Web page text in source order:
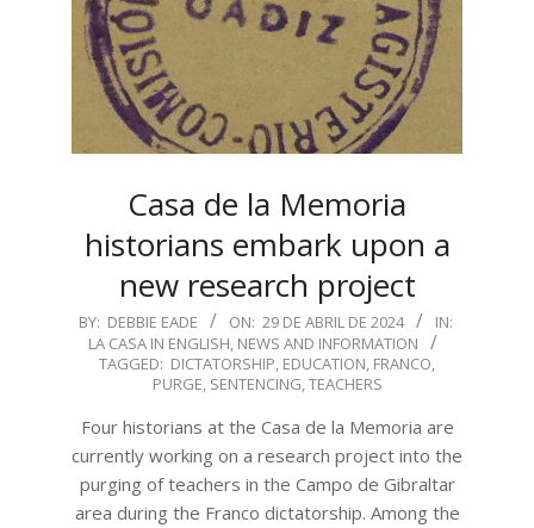
Casa de la Memoria
historians embark upon a
new research project
2024-
04-
BY: DEBBIE EADE ON: 29 DE ABRIL DE 2024
IN:
LA CASA IN ENGLISH, NEWS AND INFORMATION
TAGGED: DICTATORSHIP, EDUCATION, FRANCO,
PURGE, SENTENCING,TEACHERS
Four historians at the Casa de la Memoria are
currently working on a research project into the
purging of teachers in the Campo de Gibraltar
area during the Franco dictatorship. Among the